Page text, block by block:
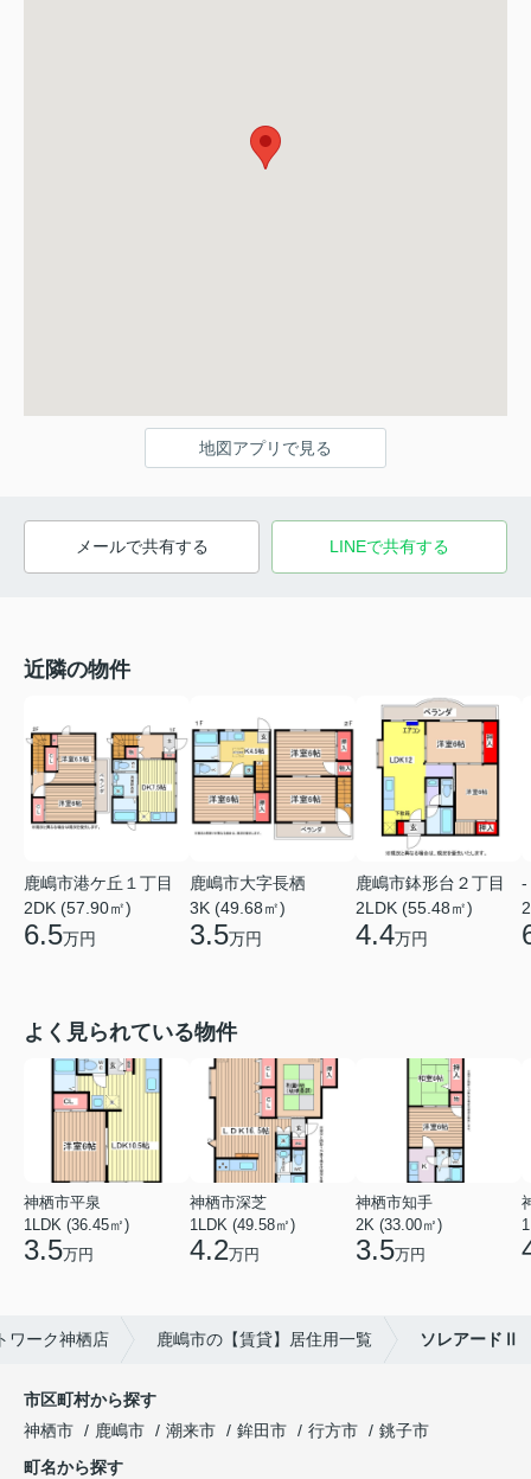
地図アプリで見る
メールで共有する LINEで共有する
近隣の物件
鹿嶋市港ケ丘１丁目
2DK (57.90㎡)
6.5万円
鹿嶋市大字長栖
3K (49.68㎡)
3.5万円
鹿嶋市鉢形台２丁目
2LDK (55.48㎡)
4.4万円
-
よく見られている物件
神栖市平泉
1LDK (36.45㎡)
3.5万円
神栖市深芝
1LDK (49.58㎡)
4.2万円
神栖市知手
2K (33.00㎡)
3.5万円
ワーク神栖店 鹿嶋市の【賃貸】居住用一覧 ソレアードⅡ
市区町村から探す
神栖市
鹿嶋市 潮来市 鉾田市 行方市
銚子市
町名から探す